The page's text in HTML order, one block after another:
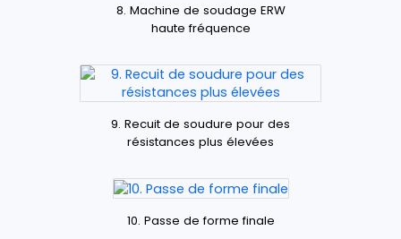
8. Machine de soudage ERW
haute fréquence
9. Recuit de soudure pour des
résistances plus élevées
10. Passe de forme finale